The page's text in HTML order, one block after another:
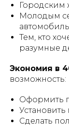
Городским
Молодым
автомобиль
Тем, кто
разумные
Экономия в
возможность:
Оформить
Сделать